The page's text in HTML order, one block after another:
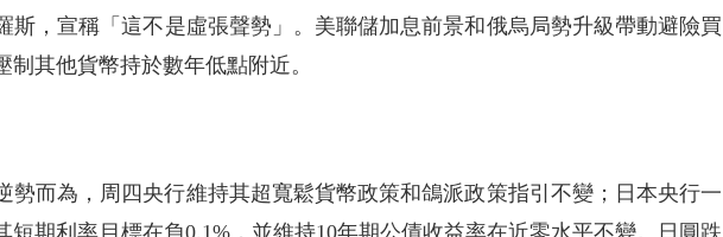
斯，宣稱「這不是虛張聲勢」。美聯儲加息前景和俄烏局勢升級帶動避險買
其他貨幣持於數年低點附近。
勢而為，周四央行維持其超寬鬆貨幣政策和鴿派政策指引不變；日本央行一
期利率目標在負0.1%，並維持10年期公債收益率在近零水平不變。日圓跌